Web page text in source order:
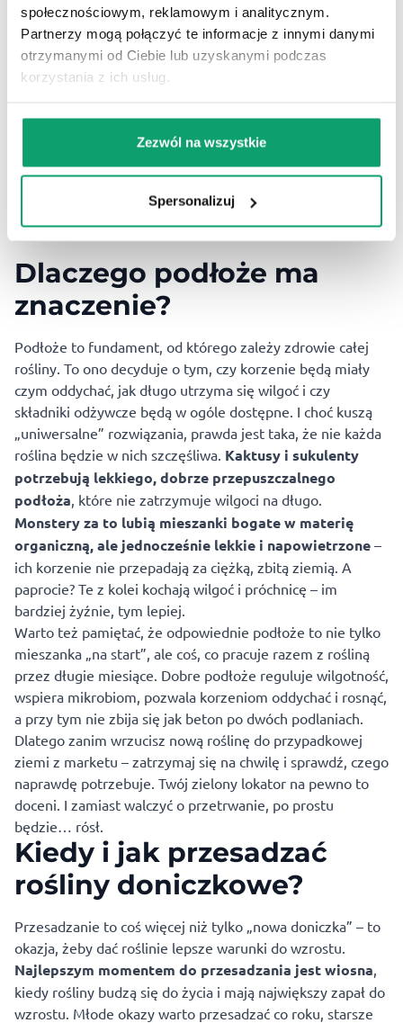
społecznościowym, reklamowym i analitycznym.
Partnerzy mogą połączyć te informacje z innymi danymi
otrzymanymi od Ciebie lub uzyskanymi podczas
korzystania z ich usług.
Zezwól na wszystkie
Spersonalizuj
roboty – ich moc to prawdziwy sekret zdrowych i silnych
roślin.
A co do standardowego nawożenia:rośliny kwitnące, jak
storczyki czy hibiskusy, potrzebują więcej fosforu i
wybierasz nawozy mineralne, warto dobrać je do potrzeb
konkretnego gatunku. Twoje rośliny będą za to wdzięczne
– zielenią, wzrostem i brakiem dramatów w doniczce.
Niewłaściwe podłoże i
doniczka
Dlaczego podłoże ma
znaczenie?
Podłoże to fundament, od którego zależy zdrowie całej
rośliny. To ono decyduje o tym, czy korzenie będą miały
czym oddychać, jak długo utrzyma się wilgoć i czy
składniki odżywcze będą w ogóle dostępne. I choć kuszą
„uniwersalne” rozwiązania, prawda jest taka, że nie każda
roślina będzie w nich szczęśliwa. Kaktusy i sukulenty
potrzebują lekkiego, dobrze przepuszczalnego
podłoża, które nie zatrzymuje wilgoci na długo.
Monstery za to lubią mieszanki bogate w materię
organiczną, ale jednocześnie lekkie i napowietrzone –
ich korzenie nie przepadają za ciężką, zbitą ziemią. A
paprocie? Te z kolei kochają wilgoć i próchnicę – im
bardziej żyźnie, tym lepiej.
Warto też pamiętać, że odpowiednie podłoże to nie tylko
mieszanka „na start”, ale coś, co pracuje razem z rośliną
przez długie miesiące. Dobre podłoże reguluje wilgotność,
wspiera mikrobiom, pozwala korzeniom oddychać i rosnąć,
a przy tym nie zbija się jak beton po dwóch podlaniach.
Dlatego zanim wrzucisz nową roślinę do przypadkowej
ziemi z marketu – zatrzymaj się na chwilę i sprawdź, czego
naprawdę potrzebuje. Twój zielony lokator na pewno to
doceni. I zamiast walczyć o przetrwanie, po prostu
będzie… rósł.
Kiedy i jak przesadzać
rośliny doniczkowe?
Przesadzanie to coś więcej niż tylko „nowa doniczka” – to
okazja, żeby dać roślinie lepsze warunki do wzrostu.
Najlepszym momentem do przesadzania jest wiosna,
kiedy rośliny budzą się do życia i mają największy zapał do
wzrostu. Młode okazy warto przesadzać co roku, starsze